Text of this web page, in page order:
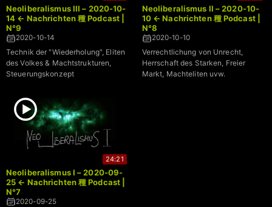
Neoliberalismus III – 2020-10-
14 ← Nachrichten 種 Podcast |
N°9
2020-10-14
Technik der "Wiederholung", Eliten
des Volkes & Machtstrukturen,
Steuerungskonzept
Neoliberalismus II – 2020-10-
10 ← Nachrichten 種 Podcast |
N°8
2020-10-10
Verrechtlichung von Unrecht,
Herrschaft des Starken, Freier
Markt, Machteliten uvw.
24:21
Neoliberalismus I – 2020-09-
25 ← Nachrichten 種 Podcast |
N°7
2020-09-25